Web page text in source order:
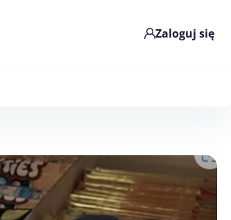
Zaloguj się